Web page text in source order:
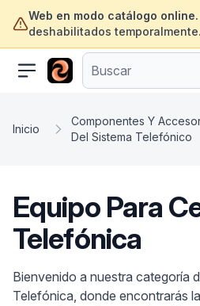
Web en modo catálogo online.
deshabilitados temporalmente.
ofertasinformatica.com
Inicio
Componentes Y
Del Sistema Telefónico
Equipo Para
Telefónica
Bienvenido a nuestra categoría
Telefónica, donde encontrarás